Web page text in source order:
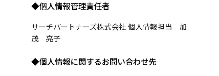
◆個人情報管理責任者
サーチパートナーズ株式会社 個人情報担当 加
茂 亮子
◆個人情報に関するお問い合わせ先